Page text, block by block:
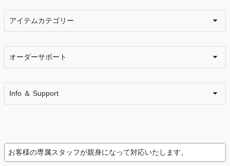
アイテムカテゴリー
オーダーサポート
Info ＆ Support
お客様の専属スタッフが親身になって対応いたします。